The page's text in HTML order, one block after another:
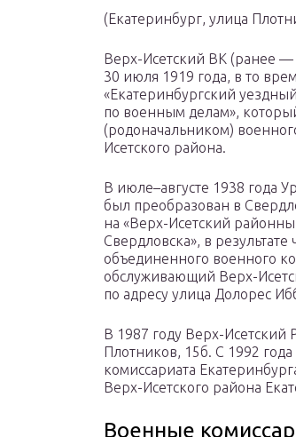
(Екатеринбург, улица
Верх-Исетский ВК (ранее
30 июля 1919 года, в то
«Екатеринбургский
по военным делам»,
(родоначальником)
Исетского района.
В июле–августе 1938 года
был преобразован в
на «Верх-Исетский
Свердловска», в
объединенного военного
обслуживающий Верх-
по адресу улица Долорес
В 1987 году Верх-Исетский
Плотников, 15б. С 1992
комиссариата
Верх-Исетского района
Военные